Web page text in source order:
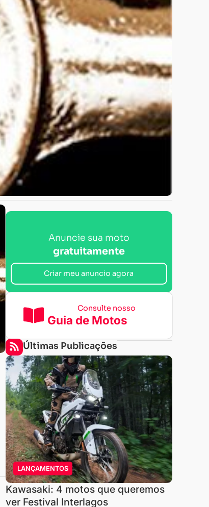
Anuncie sua moto
gratuitamente
Criar meu anuncio agora
Consulte nosso
Guia de Motos
Últimas Publicações
LANÇAMENTOS
Kawasaki: 4 motos que queremos
ver Festival Interlagos